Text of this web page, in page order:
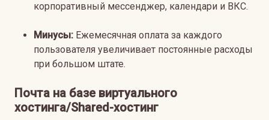
корпоративный мессенджер, календари и ВКС.
Минусы: Ежемесячная оплата за каждого
пользователя увеличивает постоянные расходы
при большом штате.
Почта на базе виртуального
хостинга/Shared-хостинг